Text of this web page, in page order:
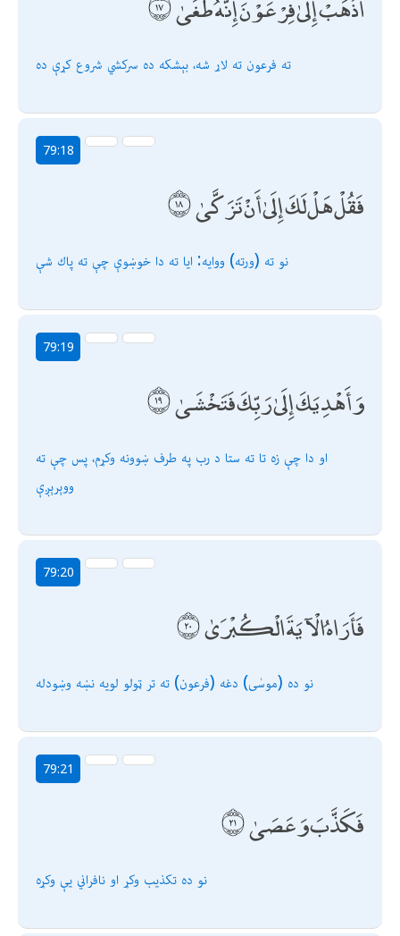
ته فرعون ته لاړ شه، بېشكه ده سركشي شروع كړې ده
79:18
فَقُلْ هَلْ لَكَ إِلَىٰ أَنْ تَزَكَّىٰ
نو ته (ورته) ووایه: ایا ته دا خوښوې چې ته پاك شې
79:19
وَأَهْدِيَكَ إِلَىٰ رَبِّكَ فَتَخْشَىٰ
او دا چې زه تا ته ستا د رب په طرف ښوونه وكړم، پس چې ته
ووېرېږې
79:20
فَأَرَاهُ الْآيَةَ الْكُبْرَىٰ
نو ده (موسٰی) دغه (فرعون) ته تر ټولو لویه نښه وښودله
79:21
فَكَذَّبَ وَعَصَىٰ
نو ده تكذيب وكړ او نافراني يې وكړه